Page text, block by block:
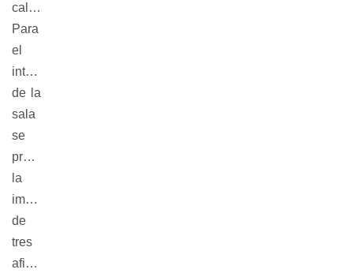
calle.
Para
el
interior
de la
sala
se
proyecta
la
impresión
de
tres
afiches